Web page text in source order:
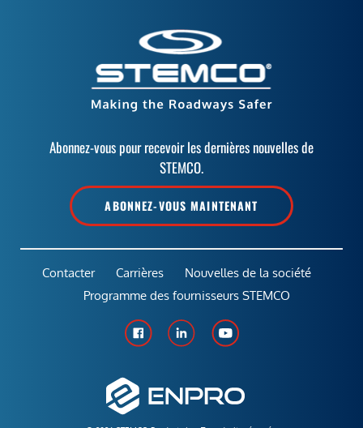
Abonnez-vous pour recevoir les dernières nouvelles de
STEMCO.
ABONNEZ-VOUS MAINTENANT
Contacter Carrières
Nouvelles de la société
Programme des fournisseurs STEMCO